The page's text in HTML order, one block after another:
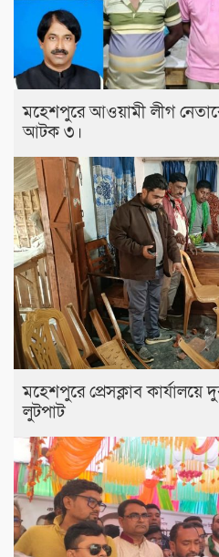
মহেশপুরে আওয়ামী লীগ
আটক ৩।
মহেশপুরে প্রেসক্লাব কার্যালয়ে
লুটপাট